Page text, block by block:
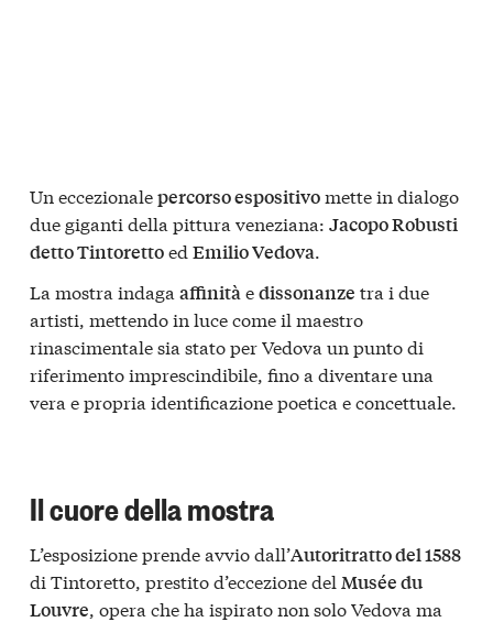
Un eccezionalepercorso espositivomette in dialogo
due giganti della pittura veneziana: Jacopo Robusti
detto Tintorettoed Emilio Vedova.
La mostra indaga affinitàedissonanze tra i due
artisti, mettendo in luce come il maestro
rinascimentale sia stato per Vedova un punto di
riferimento imprescindibile, fino a diventare una
vera e propria identificazione poetica e concettuale.
Il cuore della mostra
L’esposizione prende avvio dall’Autoritratto del 1588
di Tintoretto, prestito d’eccezione del Musée du
Louvre, opera che ha ispirato non solo Vedova ma